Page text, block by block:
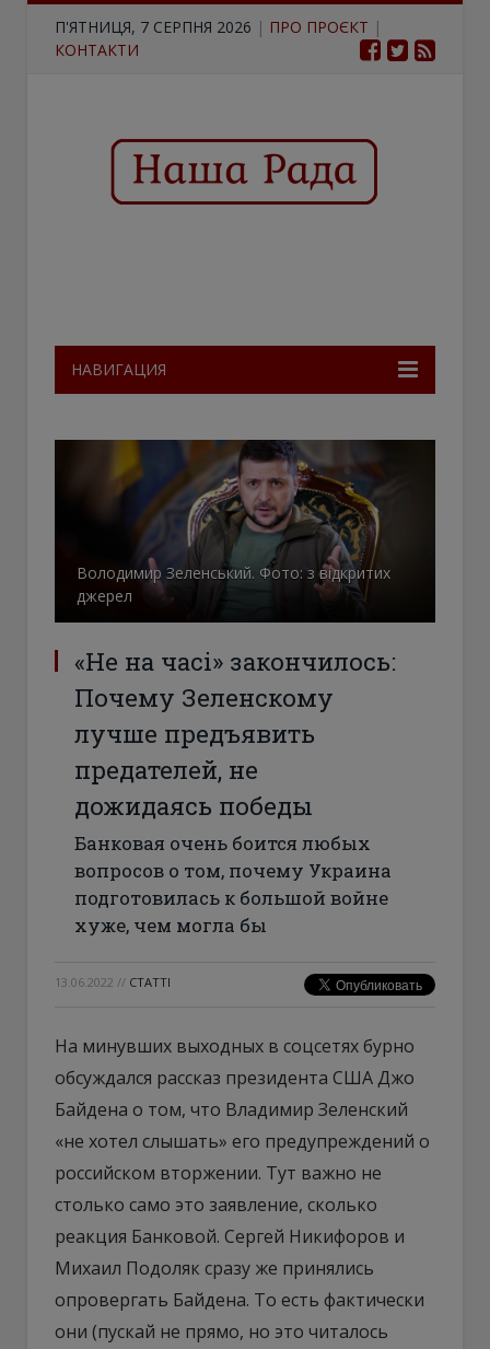
П'ЯТНИЦЯ, 7 СЕРПНЯ 2026 | ПРО ПРОЄКТ |
КОНТАКТИ
НАВИГАЦИЯ
Володимир Зеленський. Фото: з відкритих
джерел
«Не на часі» закончилось:
Почему Зеленскому
лучше предъявить
предателей, не
дожидаясь победы
Банковая очень боится любых
вопросов о том, почему Украина
подготовилась к большой войне
хуже, чем могла бы
13.06.2022 // СТАТТІ
На минувших выходных в соцсетях бурно
обсуждался рассказ президента США Джо
Байдена о том, что Владимир Зеленский
«не хотел слышать» его предупреждений о
российском вторжении. Тут важно не
столько само это заявление, сколько
реакция Банковой. Сергей Никифоров и
Михаил Подоляк сразу же принялись
опровергать Байдена. То есть фактически
они (пускай не прямо, но это читалось